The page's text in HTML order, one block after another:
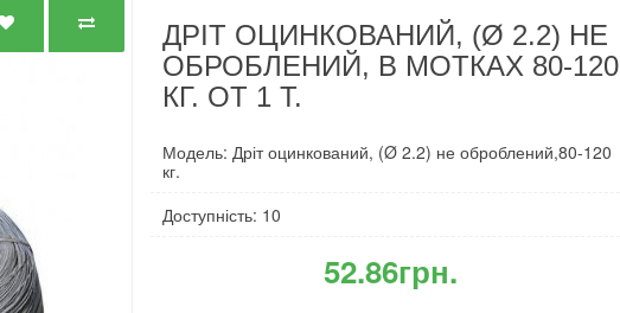
ДРІТ ОЦИНКОВАНИЙ, (Ø 2.2) НЕ
ОБРОБЛЕНИЙ, В МОТКАХ 80-120
КГ. ОТ 1 Т.
Модель: Дріт оцинкований, (Ø 2.2) не оброблений,80-120
кг.
Доступність: 10
52.86грн.